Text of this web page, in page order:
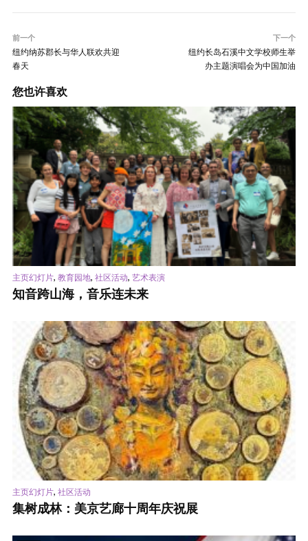
前一个
纽约纳苏郡长与华人联欢共迎
春天
下一个
纽约长岛石溪中文学校师生举
办主题演唱会为中国加油
您也许喜欢
主页幻灯片, 教育园地, 社区活动, 艺术表演
知音跨山海，音乐连未来
主页幻灯片, 社区活动
集树成林：美京艺廊十周年庆祝展